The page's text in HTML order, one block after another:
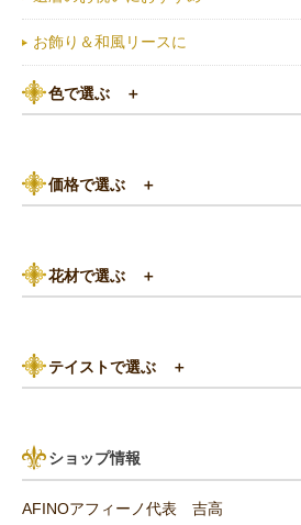
お飾り＆和風リースに
色で選ぶ ＋
黄色・オレンジ系
赤（レッド）系
グリーン（緑色）系
価格で選ぶ ＋
3,000円～5,000円
8,000円～10,000円
花材で選ぶ ＋
あじさい
ひまわり
その他の花材
テイストで選ぶ ＋
アンティーク
ショップ情報
AFINOアフィーノ代表 吉高